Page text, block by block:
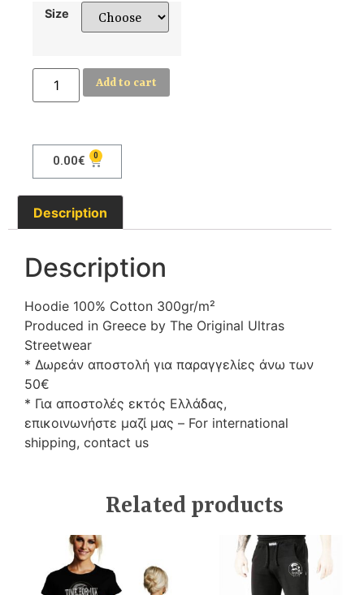
Size
Add to cart
0.00€ 0
Description
Description
Hoodie 100% Cotton 300gr/m²
Produced in Greece by The Original Ultras
Streetwear
* Δωρεάν αποστολή για παραγγελίες άνω των
50€
* Για αποστολές εκτός Ελλάδας,
επικοινωνήστε μαζί μας – For international
shipping, contact us
Related products